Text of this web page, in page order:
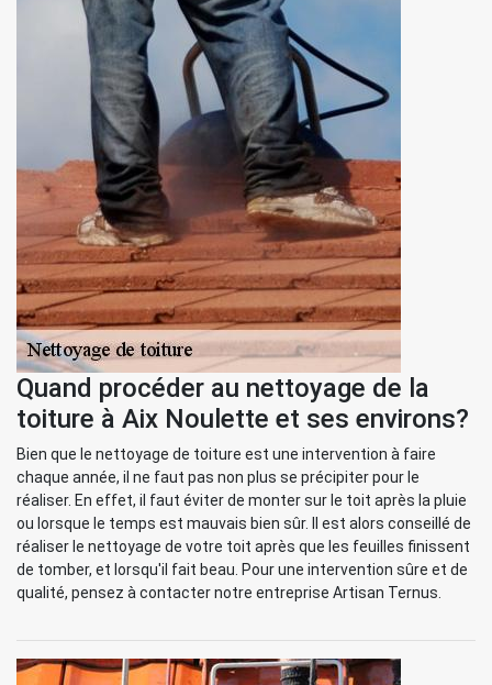
Quand procéder au nettoyage de la
toiture à Aix Noulette et ses environs?
Bien que le nettoyage de toiture est une intervention à faire
chaque année, il ne faut pas non plus se précipiter pour le
réaliser. En effet, il faut éviter de monter sur le toit après la pluie
ou lorsque le temps est mauvais bien sûr. Il est alors conseillé de
réaliser le nettoyage de votre toit après que les feuilles finissent
de tomber, et lorsqu'il fait beau. Pour une intervention sûre et de
qualité, pensez à contacter notre entreprise Artisan Ternus.